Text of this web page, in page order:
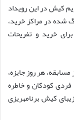
کیش در این رویداد
شده در مراکز خرید،
خرید و تفریحات
هر روز جایزه،
کودکان و خاطره
کیش برنامه‍ریزی